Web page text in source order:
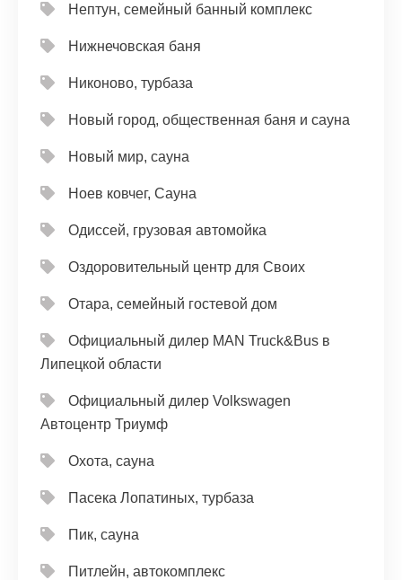
Нептун, семейный банный комплекс
Нижнечовская баня
Никоново, турбаза
Новый город, общественная баня и сауна
Новый мир, сауна
Ноев ковчег, Сауна
Одиссей, грузовая автомойка
Оздоровительный центр для Своих
Отара, семейный гостевой дом
Официальный дилер MAN Truck&Bus в
Липецкой области
Официальный дилер Volkswagen
Автоцентр Триумф
Охота, сауна
Пасека Лопатиных, турбаза
Пик, сауна
Питлейн, автокомплекс